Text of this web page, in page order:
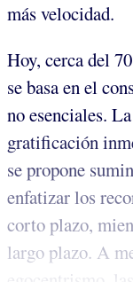
más velocidad.
Hoy, cerca del
se basa en el
no esenciales.
gratificación
se propone
enfatizar los
corto plazo,
largo plazo. A